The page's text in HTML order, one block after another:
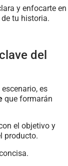
y enfocarte en
tu historia.
del
es
que formarán
el objetivo y
producto.